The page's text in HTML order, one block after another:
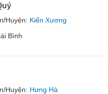
Huyện: Kiến Xương
Bình
Huyện: Hưng Hà